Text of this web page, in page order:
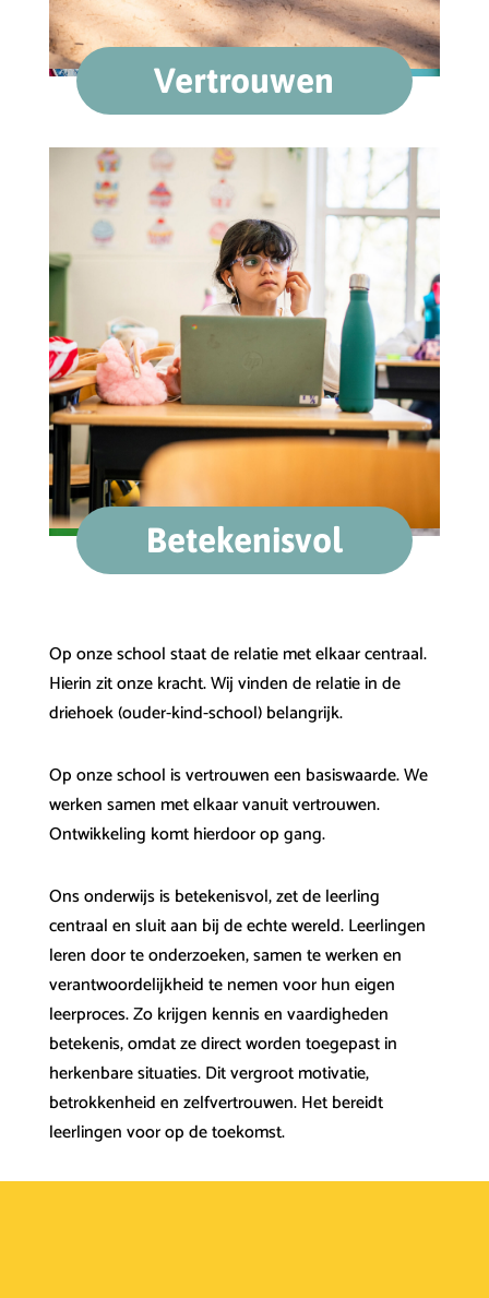
Vertrouwen
Betekenisvol
Op onze school staat de relatie met elkaar centraal.
Hierin zit onze kracht. Wij vinden de relatie in de
driehoek (ouder-kind-school) belangrijk.
Op onze school is vertrouwen een basiswaarde. We
werken samen met elkaar vanuit vertrouwen.
Ontwikkeling komt hierdoor op gang.
Ons onderwijs is betekenisvol, zet de leerling
centraal en sluit aan bij de echte wereld. Leerlingen
leren door te onderzoeken, samen te werken en
verantwoordelijkheid te nemen voor hun eigen
leerproces. Zo krijgen kennis en vaardigheden
betekenis, omdat ze direct worden toegepast in
herkenbare situaties. Dit vergroot motivatie,
betrokkenheid en zelfvertrouwen. Het bereidt
leerlingen voor op de toekomst.